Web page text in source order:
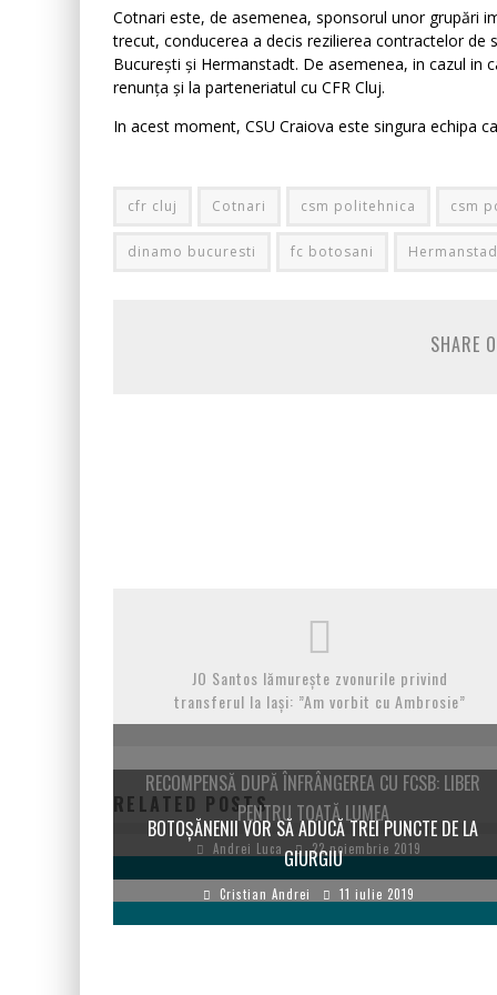
Cotnari este, de asemenea, sponsorul unor grupări
trecut, conducerea a decis rezilierea contractelor de
București și Hermanstadt. De asemenea, in cazul in
renunța și la parteneriatul cu CFR Cluj.
In acest moment, CSU Craiova este singura echipa
cfr cluj Cotnari csm politehnica csm
dinamo bucuresti fc botosani
SHARE
JO Santos lămurește zvonurile privind
transferul la Iași: ”Am vorbit cu Ambrosie”
RELATED POSTS
RECOMPENSĂ DUPĂ ÎNFRÂNGEREA CU FCSB: LIBER
PENTRU TOATĂ LUMEA
Andrei Luca 22 noiembrie 2019
BOTOŞĂNENII VOR SĂ ADUCĂ TREI PUNCTE DE LA
GIURGIU
Cristian Andrei 11 iulie 2019